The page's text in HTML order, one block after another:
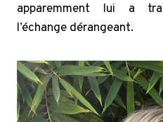
apparemment lui a
l’échange dérangeant.